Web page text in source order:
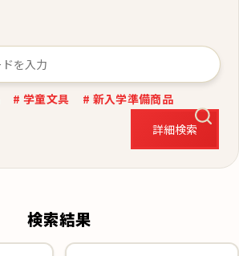
詳細検索
# 学童文具 # 新入学準備商品
検索結果